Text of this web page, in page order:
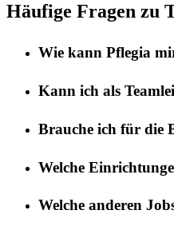
Häufige Fragen zu
Wie kann Pflegia
Kann ich als
Brauche ich für die
Welche
Welche anderen